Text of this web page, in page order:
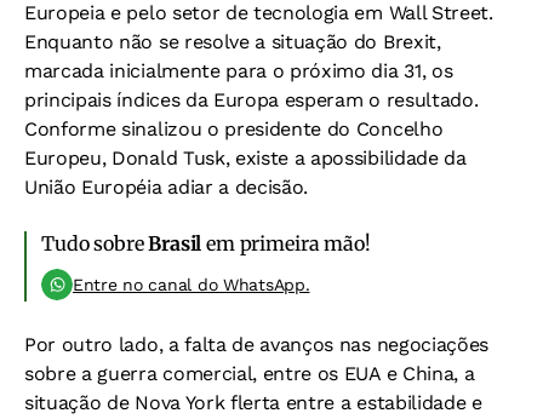
Europeia e pelo setor de tecnologia em Wall Street.
Enquanto não se resolve a situação do Brexit,
marcada inicialmente para o próximo dia 31, os
principais índices da Europa esperam o resultado.
Conforme sinalizou o presidente do Concelho
Europeu, Donald Tusk, existe a apossibilidade da
União Européia adiar a decisão.
Tudo sobreBrasil em primeira mão!
Entre no canal do WhatsApp.
Por outro lado, a falta de avanços nas negociações
sobre a guerra comercial, entre os EUA e China, a
situação de Nova York flerta entre a estabilidade e